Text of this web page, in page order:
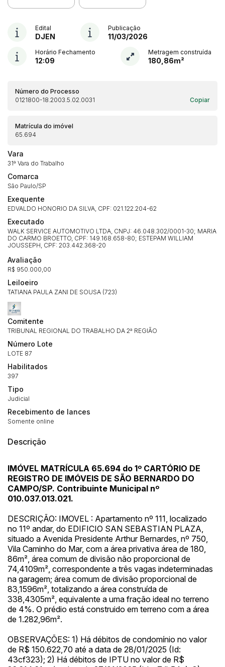
Edital
DJEN
Publicação
11/03/2026
Horário Fechamento
12:09
Metragem construída
180,86m²
Número do Processo
0121800-18.2003.5.02.0031
Copiar
Matrícula do imóvel
65.694
Vara
31ª Vara do Trabalho
Comarca
São Paulo/SP
Exequente
EDVALDO HONORIO DA SILVA, CPF: 021.122.204-62
Executado
WALK SERVICE AUTOMOTIVO LTDA, CNPJ: 46.048.302/0001-30; MARIA
DO CARMO BROETTO, CPF: 149.168.658-80; ESTEPAM WILLIAM
JOUSSEPH, CPF: 203.442.368-20
Avaliação
R$ 950.000,00
Leiloeiro
TATIANA PAULA ZANI DE SOUSA (723)
Comitente
TRIBUNAL REGIONAL DO TRABALHO DA 2ª REGIÃO
Número Lote
LOTE 87
Habilitados
397
Tipo
Judicial
Recebimento de lances
Somente online
Descrição
IMÓVEL MATRÍCULA 65.694 do 1º CARTÓRIO DE
REGISTRO DE IMÓVEIS DE SÃO BERNARDO DO
CAMPO/SP. Contribuinte Municipal nº
010.037.013.021.
DESCRIÇÃO: IMOVEL : Apartamento nº 111, localizado
no 11º andar, do EDIFICIO SAN SEBASTIAN PLAZA,
situado a Avenida Presidente Arthur Bernardes, nº 750,
Vila Caminho do Mar, com a área privativa área de 180,
86m², área comum de divisão não proporcional de
74,4109m², correspondente a três vagas indeterminadas
na garagem; área comum de divisão proporcional de
83,1596m², totalizando a área construída de
338,4305m², equivalente a uma fração ideal no terreno
de 4%. O prédio está construido em terreno com a área
de 1.282,96m².
OBSERVAÇÕES: 1) Há débitos de condomínio no valor
de R$ 150.622,70 até a data de 28/01/2025 (Id:
43cf323); 2) Há débitos de IPTU no valor de R$